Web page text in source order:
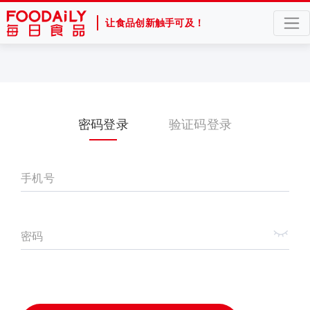
让食品创新触手可及！
密码登录 验证码登录
手机号
密码